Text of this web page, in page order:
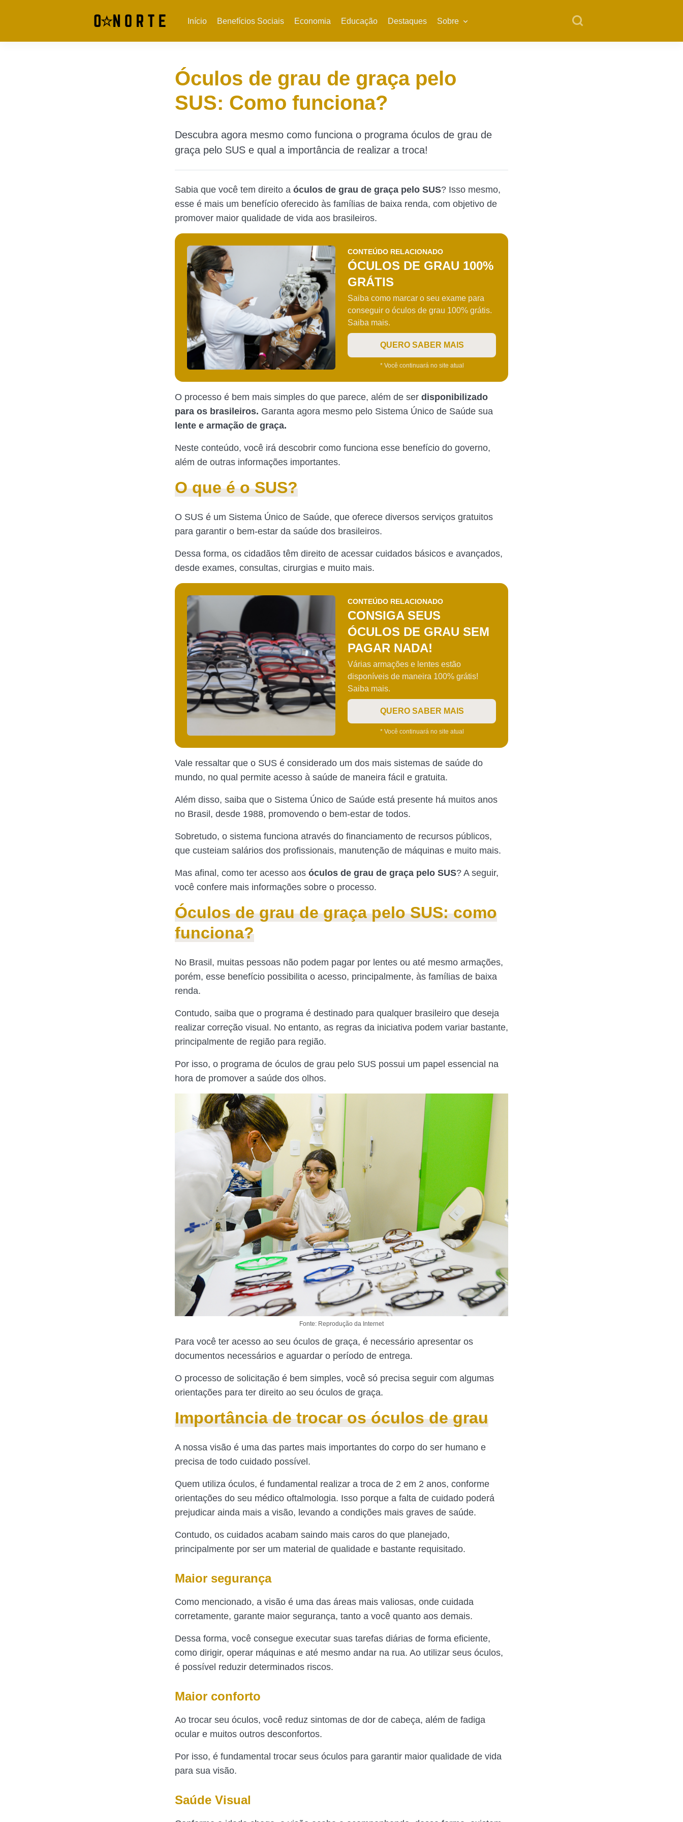
Início Benefícios Sociais Economia Educação Destaques Sobre
Óculos de grau de graça pelo
SUS: Como funciona?
Descubra agora mesmo como funciona o programa óculos de grau de
graça pelo SUS e qual a importância de realizar a troca!
Sabia que você tem direito a óculos de grau de graça pelo SUS? Isso mesmo,
esse é mais um benefício oferecido às famílias de baixa renda, com objetivo de
promover maior qualidade de vida aos brasileiros.
CONTEÚDO RELACIONADO
ÓCULOS DE GRAU 100%
GRÁTIS
Saiba como marcar o seu exame para
conseguir o óculos de grau 100% grátis.
Saiba mais.
QUERO SABER MAIS
* Você continuará no site atual
O processo é bem mais simples do que parece, além de ser disponibilizado
para os brasileiros. Garanta agora mesmo pelo Sistema Único de Saúde sua
lente e armação de graça.
Neste conteúdo, você irá descobrir como funciona esse benefício do governo,
além de outras informações importantes.
O que é o SUS?
O SUS é um Sistema Único de Saúde, que oferece diversos serviços gratuitos
para garantir o bem-estar da saúde dos brasileiros.
Dessa forma, os cidadãos têm direito de acessar cuidados básicos e avançados,
desde exames, consultas, cirurgias e muito mais.
CONTEÚDO RELACIONADO
CONSIGA SEUS
ÓCULOS DE GRAU SEM
PAGAR NADA!
Várias armações e lentes estão
disponíveis de maneira 100% grátis!
Saiba mais.
QUERO SABER MAIS
* Você continuará no site atual
Vale ressaltar que o SUS é considerado um dos mais sistemas de saúde do
mundo, no qual permite acesso à saúde de maneira fácil e gratuita.
Além disso, saiba que o Sistema Único de Saúde está presente há muitos anos
no Brasil, desde 1988, promovendo o bem-estar de todos.
Sobretudo, o sistema funciona através do financiamento de recursos públicos,
que custeiam salários dos profissionais, manutenção de máquinas e muito mais.
Mas afinal, como ter acesso aos óculos de grau de graça pelo SUS? A seguir,
você confere mais informações sobre o processo.
Óculos de grau de graça pelo SUS: como
funciona?
No Brasil, muitas pessoas não podem pagar por lentes ou até mesmo armações,
porém, esse benefício possibilita o acesso, principalmente, às famílias de baixa
renda.
Contudo, saiba que o programa é destinado para qualquer brasileiro que deseja
realizar correção visual. No entanto, as regras da iniciativa podem variar bastante,
principalmente de região para região.
Por isso, o programa de óculos de grau pelo SUS possui um papel essencial na
hora de promover a saúde dos olhos.
Fonte: Reprodução da Internet
Para você ter acesso ao seu óculos de graça, é necessário apresentar os
documentos necessários e aguardar o período de entrega.
O processo de solicitação é bem simples, você só precisa seguir com algumas
orientações para ter direito ao seu óculos de graça.
Importância de trocar os óculos de grau
A nossa visão é uma das partes mais importantes do corpo do ser humano e
precisa de todo cuidado possível.
Quem utiliza óculos, é fundamental realizar a troca de 2 em 2 anos, conforme
orientações do seu médico oftalmologia. Isso porque a falta de cuidado poderá
prejudicar ainda mais a visão, levando a condições mais graves de saúde.
Contudo, os cuidados acabam saindo mais caros do que planejado,
principalmente por ser um material de qualidade e bastante requisitado.
Maior segurança
Como mencionado, a visão é uma das áreas mais valiosas, onde cuidada
corretamente, garante maior segurança, tanto a você quanto aos demais.
Dessa forma, você consegue executar suas tarefas diárias de forma eficiente,
como dirigir, operar máquinas e até mesmo andar na rua. Ao utilizar seus óculos,
é possível reduzir determinados riscos.
Maior conforto
Ao trocar seu óculos, você reduz sintomas de dor de cabeça, além de fadiga
ocular e muitos outros desconfortos.
Por isso, é fundamental trocar seus óculos para garantir maior qualidade de vida
para sua visão.
Saúde Visual